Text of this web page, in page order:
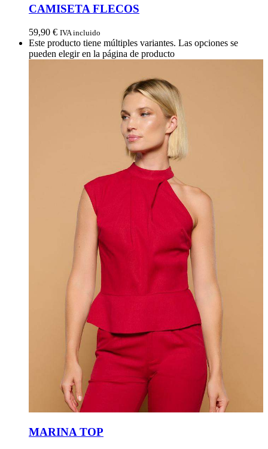
CAMISETA FLECOS
59,90 € IVA incluido
Este producto tiene múltiples variantes. Las opciones se
pueden elegir en la página de producto
MARINA TOP